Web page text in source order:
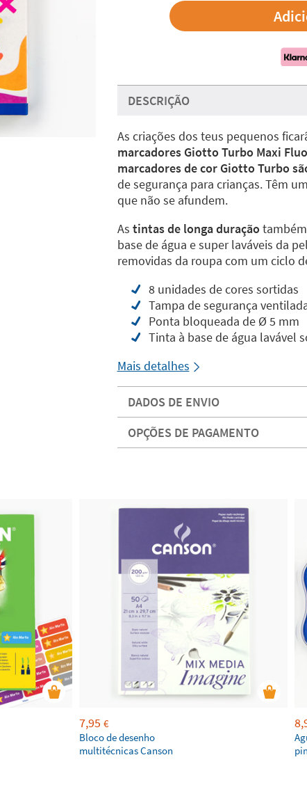
DESCRIÇÃO
As criações dos teus pequenos
marcadores Giotto Turbo Maxi Fluo
marcadores de cor Giotto Turbo
de segurança para crianças. Têm
que não se afundem.
As tintas de longa duraçãotambém
base de água e super laváveis da
removidas da roupa com um ciclo
8 unidades de cores sortidas
Tampa de segurança
Ponta bloqueada de Ø 5 mm
Tinta à base de água lavável
Mais detalhes
DADOS DE ENVIO
OPÇÕES DE PAGAMENTO
7,95 €
Bloco de desenho
multitécnicas Canson